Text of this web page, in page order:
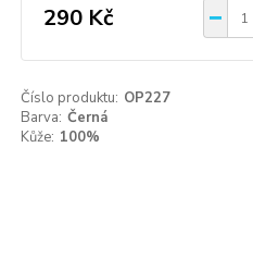
290 Kč
Číslo produktu: OP227
Barva: Černá
Kůže: 100%